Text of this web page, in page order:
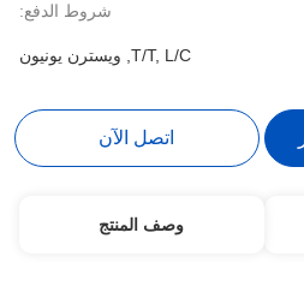
شروط الدفع:
T/T, L/C, ويسترن يونيون
اتصل الآن
وصف المنتج